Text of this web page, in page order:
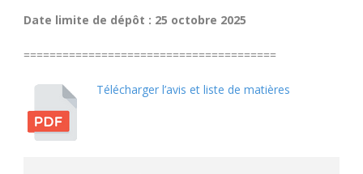
Date limite de dépôt : 25 octobre 2025
=======================================
Télécharger l’avis et liste de matières